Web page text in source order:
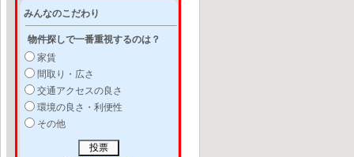
みんなのこだわり
物件探しで一番重視するのは？
家賃
間取り・広さ
交通アクセスの良さ
環境の良さ・利便性
その他